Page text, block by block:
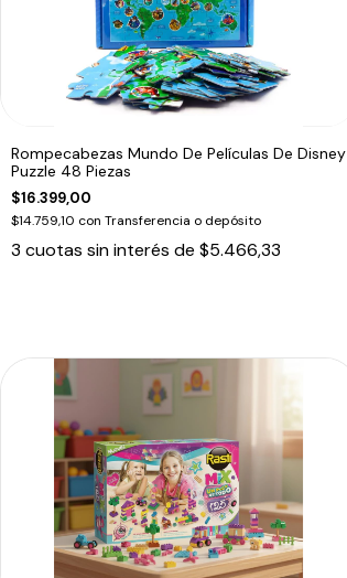
Rompecabezas Mundo De Películas De Disney
Puzzle 48 Piezas
$16.399,00
$14.759,10 con Transferencia o depósito
3 cuotas sin interés de $5.466,33